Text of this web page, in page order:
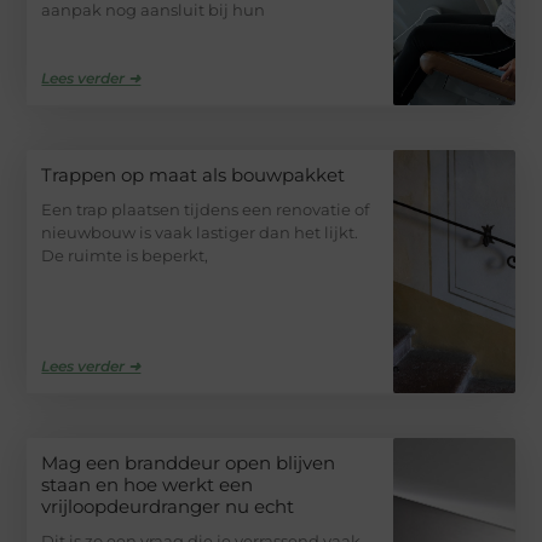
aanpak nog aansluit bij hun
Lees verder ➜
Trappen op maat als bouwpakket
Een trap plaatsen tijdens een renovatie of
nieuwbouw is vaak lastiger dan het lijkt.
De ruimte is beperkt,
Lees verder ➜
Mag een branddeur open blijven
staan en hoe werkt een
vrijloopdeurdranger nu echt